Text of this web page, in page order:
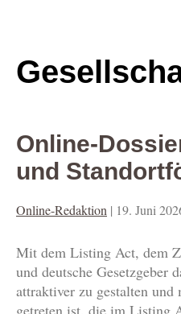
Online-
und
Online-Redaktion | 19. Juni
Mit dem Listing Act, dem
und deutsche
attraktiver zu gestalten
getreten ist, die im Listing